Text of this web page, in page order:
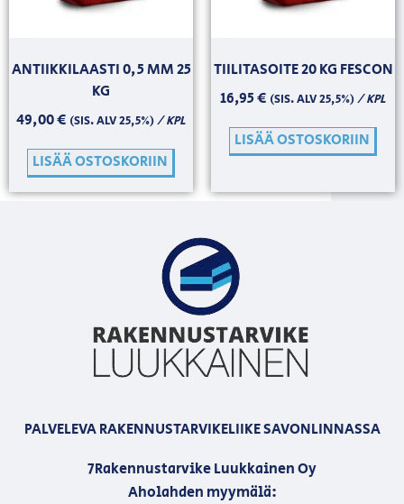
ANTIIKKILAASTI 0,5 MM 25
KG
49,00€ (SIS. ALV 25,5%)/ KPL
LISÄÄ OSTOSKORIIN
TIILITASOITE 20 KG FESCON
16,95€ (SIS. ALV 25,5%)/ KPL
LISÄÄ OSTOSKORIIN
PALVELEVA RAKENNUSTARVIKELIIKE SAVONLINNASSA
7Rakennustarvike Luukkainen Oy
Aholahden myymälä: